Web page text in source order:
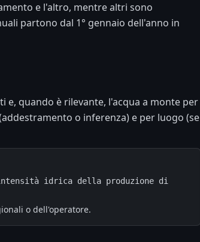
e l'altro, mentre altri sono
partono dal 1° gennaio dell'anno in
e, quando è rilevante, l'acqua a monte per
o inferenza) e per luogo (se
idrica della produzione di
o dell'operatore.